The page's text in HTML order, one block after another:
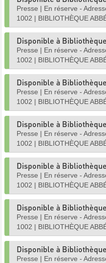
Presse | En réserve -
1002 | BIBLIOTHÈQUE
Disponible à
Presse | En réserve -
1002 | BIBLIOTHÈQUE
Disponible à
Presse | En réserve -
1002 | BIBLIOTHÈQUE
Disponible à
Presse | En réserve -
1002 | BIBLIOTHÈQUE
Disponible à
Presse | En réserve -
1002 | BIBLIOTHÈQUE
Disponible à
Presse | En réserve -
1002 | BIBLIOTHÈQUE
Disponible à
Presse | En réserve -